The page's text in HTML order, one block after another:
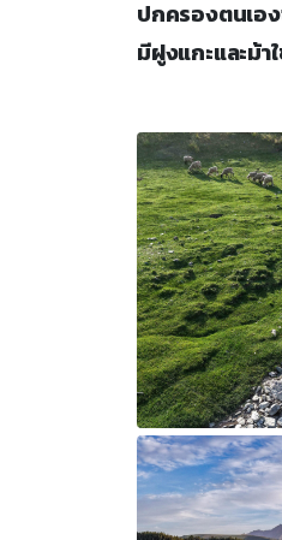
ปกครองตนเอ
มีฝูงแกะและม้